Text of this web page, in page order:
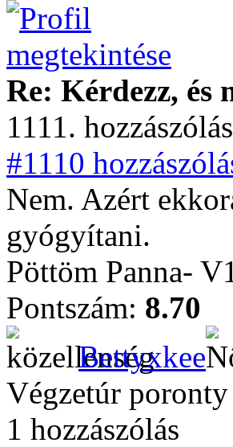
Re: Kérdezz, és
1111.
#1110
Nem. Azért
gyógyítani.
Pöttöm Panna-
Pontszám: 8.70
Bettyxkee
Végzetúr poronty
1 hozzászólás